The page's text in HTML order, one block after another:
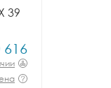
39
616